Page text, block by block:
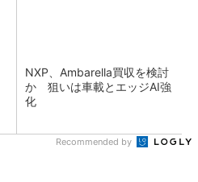
NXP、Ambarella買収を検討
か 狙いは車載とエッジAI強
化
Recommended by